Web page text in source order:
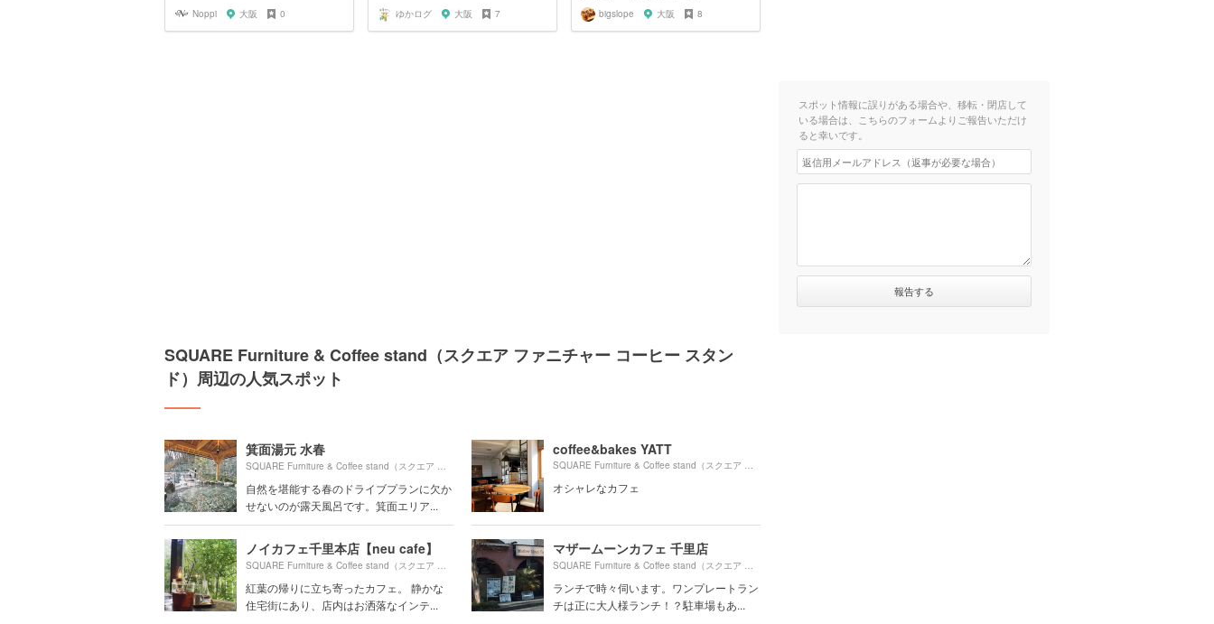
Noppi 大阪 0 ゆかログ 大阪 7 bigslope 大阪 8
SQUARE Furniture & Coffee stand（スクエア ファニチャー コーヒー スタン
ド）周辺の人気スポット
箕面湯元 水春
SQUARE Furniture & Coffee stand（スクエア ファニチャー コーヒー スタンド）より約 480m （徒歩8分）
自然を堪能する春のドライブプランに欠か
せないのが露天風呂です。箕面エリア...
coffee&bakes YATT
SQUARE Furniture & Coffee stand（スクエア ファニチャー コーヒー スタンド）より約
オシャレなカフェ
ノイカフェ千里本店【neu cafe】
SQUARE Furniture & Coffee stand（スクエア ファニチャー コーヒー スタンド）より約 840m （徒歩15分）
紅葉の帰りに立ち寄ったカフェ。 静かな
住宅街にあり、店内はお洒落なインテ...
マザームーンカフェ 千里店
SQUARE Furniture & Coffee stand（スクエア ファニチャー コーヒー スタンド）より約
ランチで時々伺います。ワンプレートラン
チは正に大人様ランチ！？駐車場もあ...
スポット情報に誤りがある場合や、移転・閉店して
いる場合は、こちらのフォームよりご報告いただけ
ると幸いです。